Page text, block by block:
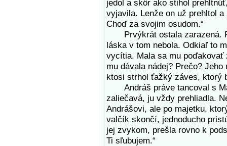
jedol a skôr ako stihol
vyjavila. Lenže on už prehltol
Choď za svojim osudom.“
Prvýkrát ostala zarazená.
láska v tom nebola. Odkiaľ to
vycítia. Mala sa mu
mu dávala nádej? Prečo?
ktosi strhol ťažký záves, ktorý
Andráš práve tancoval s
zaliečavá, ju vždy prehliadla.
Andrášovi, ale po majetku,
valčík skončí, jednoducho
jej zvykom, prešla rovno k
Ti sľubujem.“